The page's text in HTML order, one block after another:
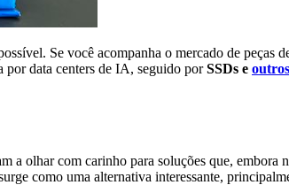
Se você acompanha o mercado de peças
por data centers de IA, seguido porSSDs e
olhar com carinho para soluções que, embora
como uma alternativa interessante,